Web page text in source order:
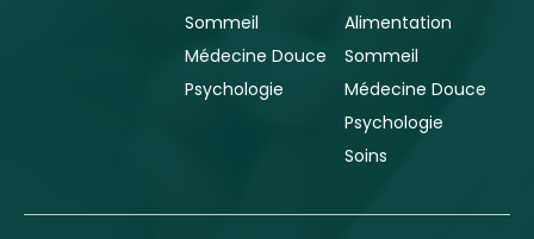
Sommeil
Médecine Douce
Psychologie
Alimentation
Sommeil
Médecine Douce
Psychologie
Soins